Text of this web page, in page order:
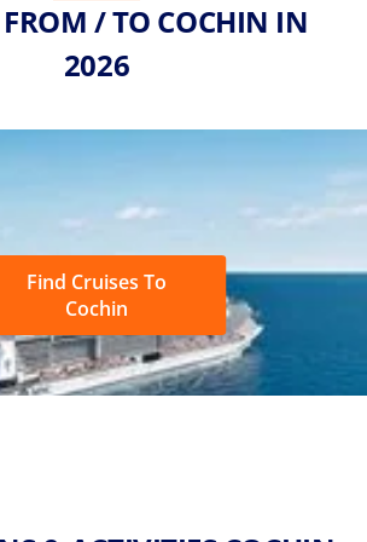
FROM / TO COCHIN IN
2026
Find Cruises To
Cochin